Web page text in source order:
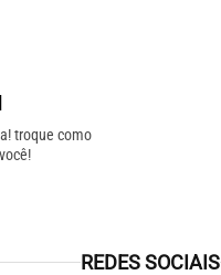
troque como
REDES SOCIAIS